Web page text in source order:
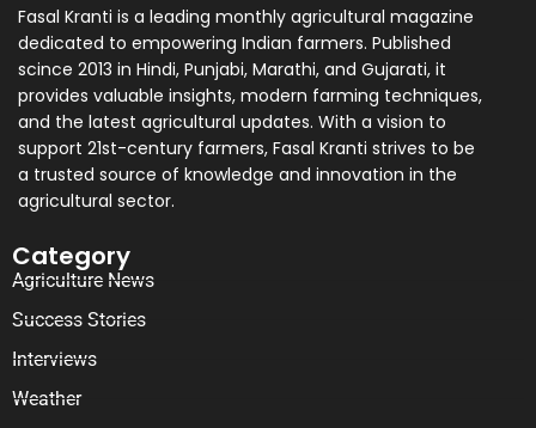
Fasal Kranti is a leading monthly agricultural magazine
dedicated to empowering Indian farmers. Published
scince 2013 in Hindi, Punjabi, Marathi, and Gujarati, it
provides valuable insights, modern farming techniques,
and the latest agricultural updates. With a vision to
support 21st-century farmers, Fasal Kranti strives to be
a trusted source of knowledge and innovation in the
agricultural sector.
Category
Agriculture News
Success Stories
Interviews
Weather